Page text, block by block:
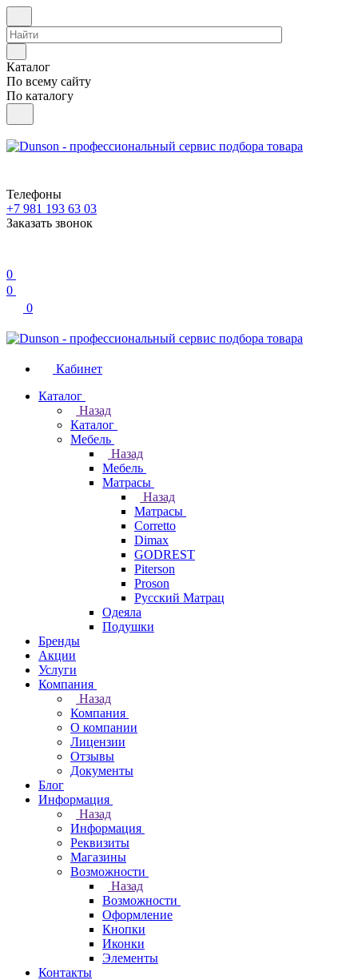
Каталог
По всему сайту
По каталогу
Телефоны
+7 981 193 63 03
Заказать звонок
0
0
0
Кабинет
Каталог
Назад
Каталог
Мебель
Назад
Мебель
Матрасы
Назад
Матрасы
Corretto
Dimax
GODREST
Piterson
Proson
Русский Матрац
Одеяла
Подушки
Бренды
Акции
Услуги
Компания
Назад
Компания
О компании
Лицензии
Отзывы
Документы
Блог
Информация
Назад
Информация
Реквизиты
Магазины
Возможности
Назад
Возможности
Оформление
Кнопки
Иконки
Элементы
Контакты